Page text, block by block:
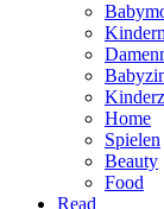
Home
Spielen
Beauty
Food
Read